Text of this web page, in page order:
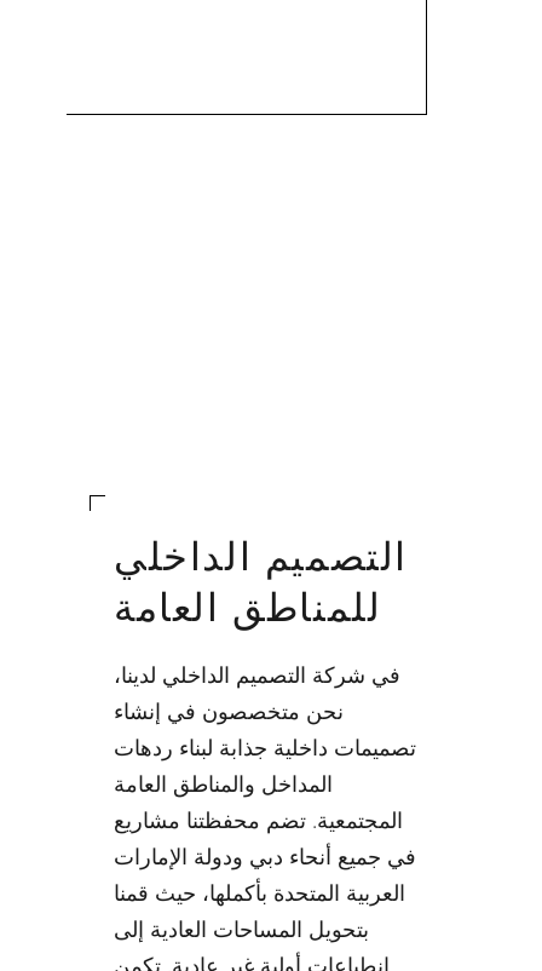
التصميم الداخلي
للمناطق العامة
في شركة التصميم الداخلي لدينا،
نحن متخصصون في إنشاء
تصميمات داخلية جذابة لبناء ردهات
المداخل والمناطق العامة
المجتمعية. تضم محفظتنا مشاريع
في جميع أنحاء دبي ودولة الإمارات
العربية المتحدة بأكملها، حيث قمنا
بتحويل المساحات العادية إلى